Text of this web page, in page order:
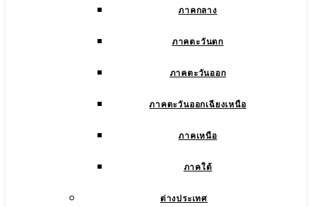
ภาคกลาง
ภาคตะวันตก
ภาคตะวันออก
ภาคตะวันออกเฉียงเหนือ
ภาคเหนือ
ภาคใต้
ต่างประเทศ